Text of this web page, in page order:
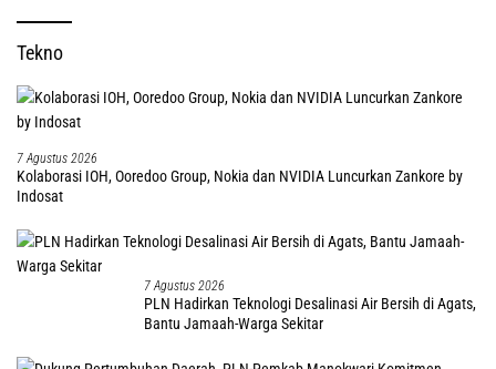
Tekno
7 Agustus 2026
Kolaborasi IOH, Ooredoo Group, Nokia dan NVIDIA Luncurkan Zankore by
Indosat
7 Agustus 2026
PLN Hadirkan Teknologi Desalinasi Air Bersih di Agats,
Bantu Jamaah-Warga Sekitar